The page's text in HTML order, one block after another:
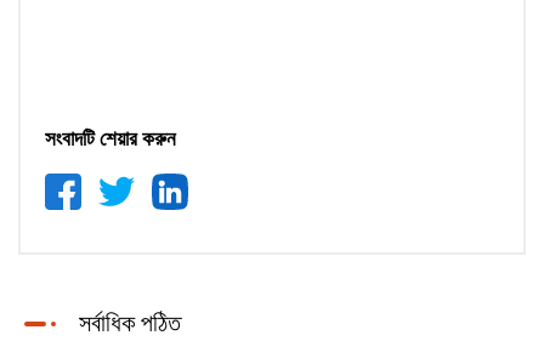
সংবাদটি শেয়ার করুন
সর্বাধিক পঠিত